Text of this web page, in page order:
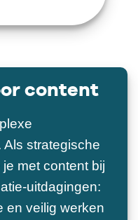
content
strategische
met content bij
uitdagingen:
en veilig werken